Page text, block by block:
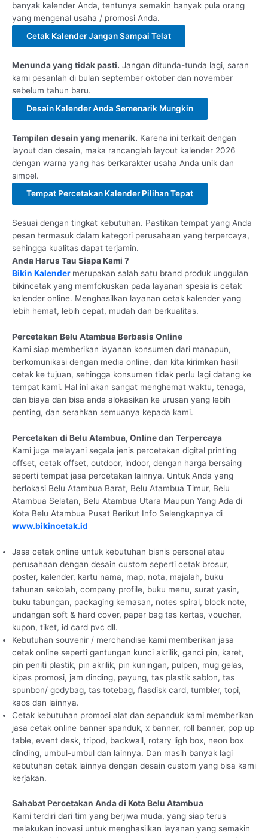
banyak kalender Anda, tentunya semakin banyak pula orang
yang mengenal usaha / promosi Anda.
Cetak Kalender Jangan Sampai Telat
Menunda yang tidak pasti. Jangan ditunda-tunda lagi, saran
kami pesanlah di bulan september oktober dan november
sebelum tahun baru.
Desain Kalender Anda Semenarik Mungkin
Tampilan desain yang menarik. Karena ini terkait dengan
layout dan desain, maka rancanglah layout kalender 2026
dengan warna yang has berkarakter usaha Anda unik dan
simpel.
Tempat Percetakan Kalender Pilihan Tepat
Sesuai dengan tingkat kebutuhan. Pastikan tempat yang Anda
pesan termasuk dalam kategori perusahaan yang terpercaya,
sehingga kualitas dapat terjamin.
Anda Harus Tau Siapa Kami ?
Bikin Kalender merupakan salah satu brand produk unggulan
bikincetak yang memfokuskan pada layanan spesialis cetak
kalender online. Menghasilkan layanan cetak kalender yang
lebih hemat, lebih cepat, mudah dan berkualitas.
Percetakan Belu Atambua Berbasis Online
Kami siap memberikan layanan konsumen dari manapun,
berkomunikasi dengan media online, dan kita kirimkan hasil
cetak ke tujuan, sehingga konsumen tidak perlu lagi datang ke
tempat kami. Hal ini akan sangat menghemat waktu, tenaga,
dan biaya dan bisa anda alokasikan ke urusan yang lebih
penting, dan serahkan semuanya kepada kami.
Percetakan di Belu Atambua, Online dan Terpercaya
Kami juga melayani segala jenis percetakan digital printing
offset, cetak offset, outdoor, indoor, dengan harga bersaing
seperti tempat jasa percetakan lainnya. Untuk Anda yang
berlokasi Belu Atambua Barat, Belu Atambua Timur, Belu
Atambua Selatan, Belu Atambua Utara Maupun Yang Ada di
Kota Belu Atambua Pusat Berikut Info Selengkapnya di
www.bikincetak.id
Jasa cetak online untuk kebutuhan bisnis personal atau
perusahaan dengan desain custom seperti cetak brosur,
poster, kalender, kartu nama, map, nota, majalah, buku
tahunan sekolah, company profile, buku menu, surat yasin,
buku tabungan, packaging kemasan, notes spiral, block note,
undangan soft & hard cover, paper bag tas kertas, voucher,
kupon, tiket, id card pvc dll.
Kebutuhan souvenir / merchandise kami memberikan jasa
cetak online seperti gantungan kunci akrilik, ganci pin, karet,
pin peniti plastik, pin akrilik, pin kuningan, pulpen, mug gelas,
kipas promosi, jam dinding, payung, tas plastik sablon, tas
spunbon/ godybag, tas totebag, flasdisk card, tumbler, topi,
kaos dan lainnya.
Cetak kebutuhan promosi alat dan sepanduk kami memberikan
jasa cetak online banner spanduk, x banner, roll banner, pop up
table, event desk, tripod, backwall, rotary ligh box, neon box
dinding, umbul-umbul dan lainnya. Dan masih banyak lagi
kebutuhan cetak lainnya dengan desain custom yang bisa kami
kerjakan.
Sahabat Percetakan Anda di Kota Belu Atambua
Kami terdiri dari tim yang berjiwa muda, yang siap terus
melakukan inovasi untuk menghasilkan layanan yang semakin